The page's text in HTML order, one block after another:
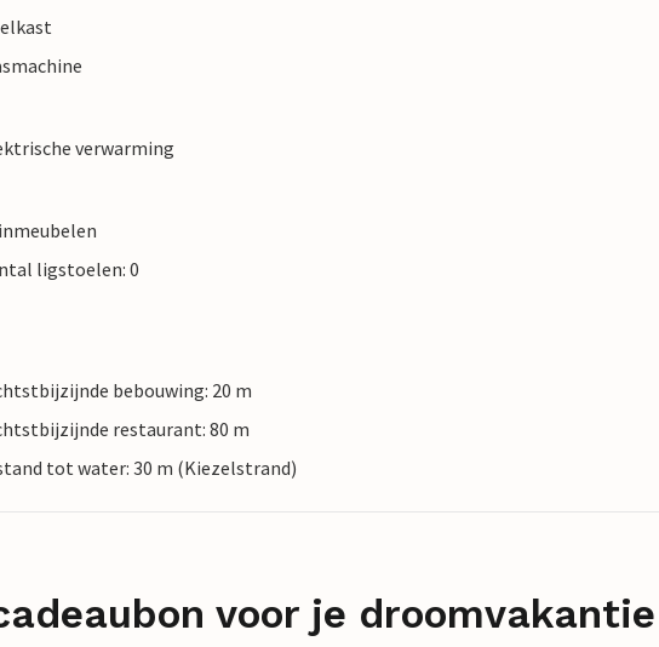
verwarming
ligstoelen: 0
bebouwing: 20 m
restaurant: 80 m
tot water: 30 m (Kiezelstrand)
voor je droomvakantie